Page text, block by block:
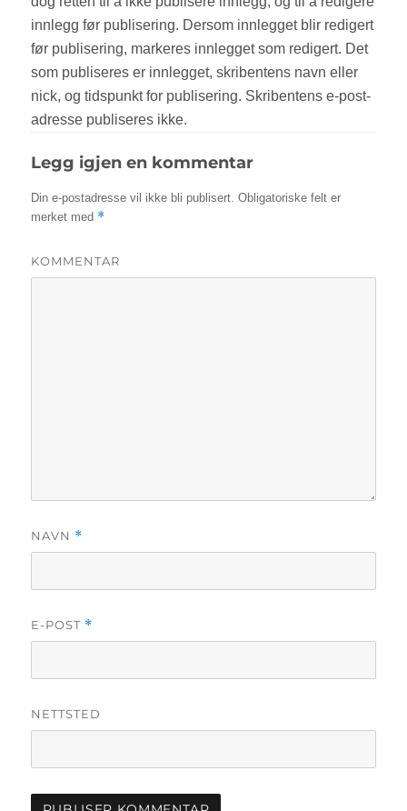
Legg igjen en kommentar
Din e-postadresse vil ikke bli publisert. Obligatoriske felt er
merket med *
KOMMENTAR
NAVN *
E-POST *
NETTSTED